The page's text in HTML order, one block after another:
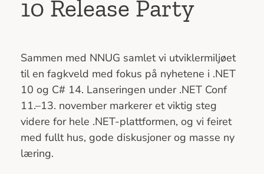
10 Release Party
Sammen med NNUG samlet vi utviklermiljøet
til en fagkveld med fokus på nyhetene i .NET
10 og C# 14. Lanseringen under .NET Conf
11.–13. november markerer et viktig steg
videre for hele .NET-plattformen, og vi feiret
med fullt hus, gode diskusjoner og masse ny
læring.